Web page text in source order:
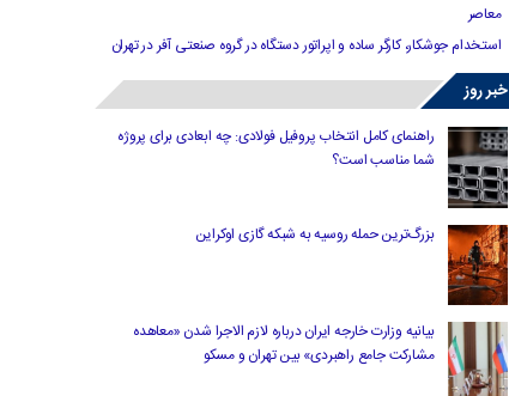
معاصر
استخدام جوشکار، کارگر ساده و اپراتور دستگاه در گروه صنعتی آفر در تهران
خبر روز
راهنمای کامل انتخاب پروفیل فولادی: چه ابعادی برای پروژه
شما مناسب است؟
بزرگ‌ترین حمله روسیه به شبکه گازی اوکراین
بیانیه وزارت خارجه ایران درباره لازم‌ الاجرا شدن «معاهده
مشارکت جامع راهبردی» بین تهران و مسکو